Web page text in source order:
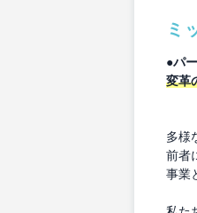
ミ
●パ
変革
多様
前者
事業